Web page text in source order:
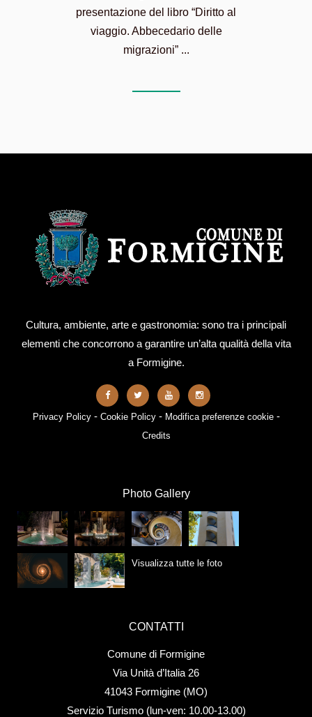
presentazione del libro “Diritto al
viaggio. Abbecedario delle
migrazioni” ...
Cultura, ambiente, arte e gastronomia: sono tra i principali
elementi che concorrono a garantire un’alta qualità della vita
a Formigine.
Privacy Policy- Cookie Policy- Modifica preferenze cookie-
Credits
Photo Gallery
Visualizza tutte le foto
CONTATTI
Comune di Formigine
Via Unità d’Italia 26
41043 Formigine (MO)
Servizio Turismo (lun-ven: 10.00-13.00)